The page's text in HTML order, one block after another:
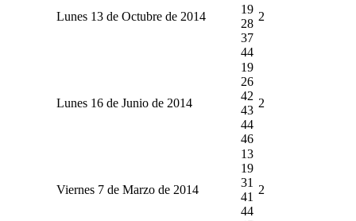
Lunes 13 de Octubre de 2014
19
28
37
44
2
Lunes 16 de Junio de 2014
19
26
42
43
44
46
2
Viernes 7 de Marzo de 2014
13
19
31
41
44
2